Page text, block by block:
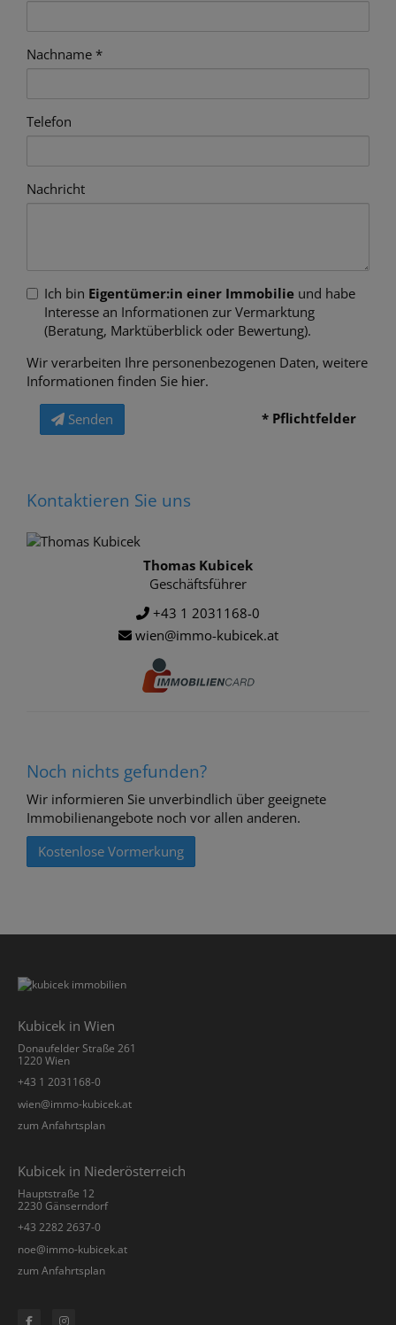
Nachname
Telefon
Nachricht
Ich bin Eigentümer:in einer Immobilie und habe
Interesse an Informationen zur Vermarktung
(Beratung, Marktüberblick oder Bewertung).
Wir verarbeiten Ihre personenbezogenen Daten, weitere
Informationen finden Sie hier.
Senden * Pflichtfelder
Kontaktieren Sie uns
Thomas Kubicek
Geschäftsführer
+43 1 2031168-0
wien@immo-kubicek.at
Noch nichts gefunden?
Wir informieren Sie unverbindlich über geeignete
Immobilienangebote noch vor allen anderen.
Kostenlose Vormerkung
Kubicek in Wien
Donaufelder Straße 261
1220 Wien
+43 1 2031168-0
­wien@immo-kubicek.at
zum Anfahrtsplan
Kubicek in Niederösterreich
Hauptstraße 12
2230 Gänserndorf
+43 2282 2637-0
­noe@immo-kubicek.at
zum Anfahrtsplan